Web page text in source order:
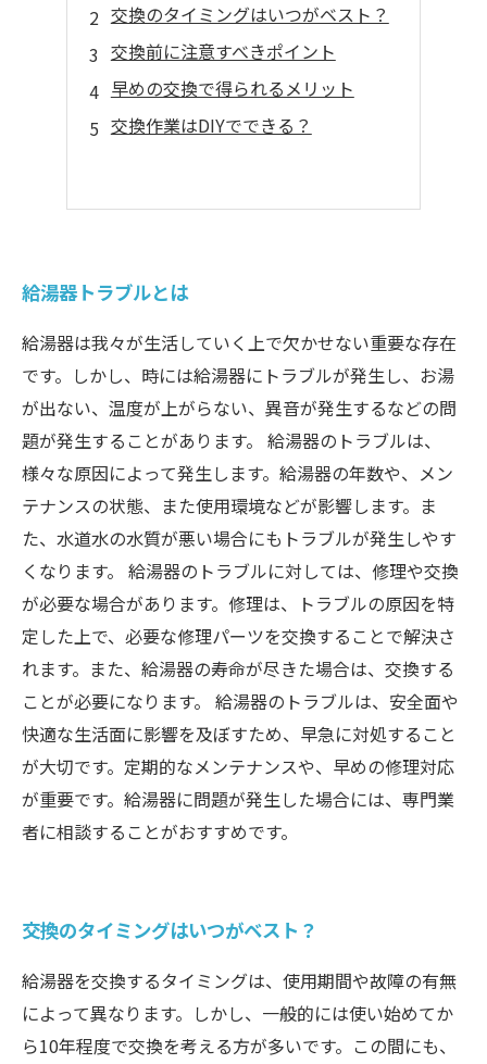
交換のタイミングはいつがベスト？
交換前に注意すべきポイント
早めの交換で得られるメリット
交換作業はDIYでできる？
給湯器トラブルとは
給湯器は我々が生活していく上で欠かせない重要な存在
です。しかし、時には給湯器にトラブルが発生し、お湯
が出ない、温度が上がらない、異音が発生するなどの問
題が発生することがあります。 給湯器のトラブルは、
様々な原因によって発生します。給湯器の年数や、メン
テナンスの状態、また使用環境などが影響します。ま
た、水道水の水質が悪い場合にもトラブルが発生しやす
くなります。 給湯器のトラブルに対しては、修理や交換
が必要な場合があります。修理は、トラブルの原因を特
定した上で、必要な修理パーツを交換することで解決さ
れます。また、給湯器の寿命が尽きた場合は、交換する
ことが必要になります。 給湯器のトラブルは、安全面や
快適な生活面に影響を及ぼすため、早急に対処すること
が大切です。定期的なメンテナンスや、早めの修理対応
が重要です。給湯器に問題が発生した場合には、専門業
者に相談することがおすすめです。
交換のタイミングはいつがベスト？
給湯器を交換するタイミングは、使用期間や故障の有無
によって異なります。しかし、一般的には使い始めてか
ら10年程度で交換を考える方が多いです。この間にも、